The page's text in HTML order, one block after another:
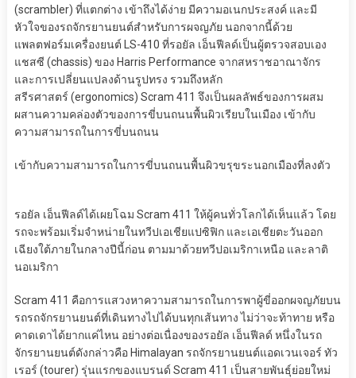
(scrambler) ที่แตกต่าง เข้าถึงได้ง่าย มีความอเนกประสงค์ และมี
หัวใจของรถจักรยานยนต์สำหรับการผจญภัย นอกจากนี้ด้วย
แพลตฟอร์มเครื่องยนต์ LS-410 ที่รอยัล เอ็นฟีลด์เป็นผู้ตรวจสอบเอง
แชสซี (chassis) ของ Harris Performance จากสหราชอาณาจักร
และการเปลี่ยนแปลงด้านรูปทรง รวมถึงหลัก
สรีรศาสตร์ (ergonomics) Scram 411 จึงเป็นผลลัพธ์ของการผสม
ผสานความคล่องตัวของการขี่บนถนนพื้นผิวเรียบในเมือง เข้ากับ
ความสามารถในการขี่บนถนน
เข้ากับความสามารถในการขี่บนถนนพื้นผิวขรุขระนอกเมืองที่ลงตัว
รอยัล เอ็นฟีลด์ได้เผยโฉม Scram 411 ให้ผู้คนทั่วโลกได้เห็นแล้ว โดย
รถจะพร้อมเริ่มจำหน่ายในทวีปเอเชียแปซิฟิก และเอเชียตะวันออก
เฉียงใต้ภายในกลางปีนี้ก่อน ตามมาด้วยทวีปอเมริกาเหนือ และลาติ
นอเมริกา
Scram 411 คือการแสวงหาความสามารถในการพาผู้ขี่ออกผจญภัยบน
รถรถจักรยานยนต์ที่เดินทางไปได้บนทุกเส้นทาง ไม่ว่าจะท้าทาย หรือ
คาดเดาได้ยากแค่ไหน อย่างต่อเนื่องของรอยัล เอ็นฟีลด์ หนึ่งในรถ
จักรยานยนต์ดังกล่าวคือ Himalayan รถจักรยานยนต์แอดเวนเจอร์ ทัว
เรอร์ (tourer) รุ่นแรกของแบรนด์ Scram 411 เป็นสายพันธุ์ย่อยใหม่